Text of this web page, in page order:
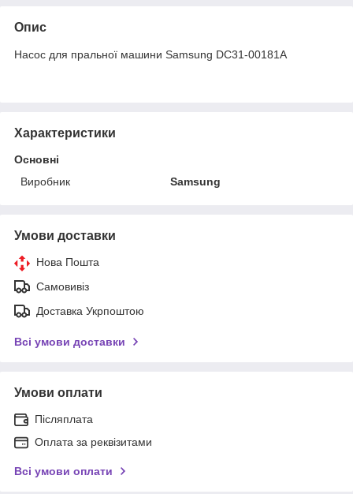
Опис
Насос для пральної машини Samsung DC31-00181A
Характеристики
Основні
Виробник
Samsung
Умови доставки
Нова Пошта
Самовивіз
Доставка Укрпоштою
Всі умови доставки
Умови оплати
Післяплата
Оплата за реквізитами
Всі умови оплати